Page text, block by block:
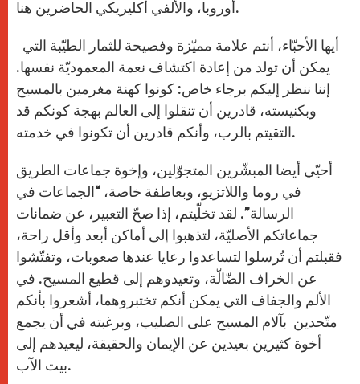
أوروبا، والألفي أكليريكي الحاضرين هنا.
يمكن أن تولد من إعادة اكتشاف نعمة المعموديّة نفسها.
إننا ننظر إليكم برجاء خاص: كونوا كهنة مغرمين بالمسيح
وبكنيسته، قادرين أن تنقلوا إلى العالم بهجة كونكم قد
التقيتم بالرب، وأنكم قادرين أن تكونوا في خدمته.
أحيّي أيضا المبشّرين المتجوّلين، وإخوة جماعات الطريق
في روما واللاتزيو، وبعاطفة خاصة، “الجماعات في
الرسالة”. لقد تخلّيتم، إذا صحّ التعبير، عن ضمانات
جماعاتكم الأصليّة، لتذهبوا إلى أماكن أبعد وأقل راحة،
فقبلتم أن تُرسلوا لتساعدوا رعايا عندها صعوبات، وتفتّشوا
عن الخراف الضّالّة، وتعيدوهم إلى قطيع المسيح. في
الألم والجفاف التي يمكن أنكم تختبروهما، أشعروا بأنكم
متّحدين بآلام المسيح على الصليب، وبرغبته في أن يجمع
أخوة كثيرين بعيدين عن الإيمان والحقيقة، ليعيدهم إلى
بيت الآب.